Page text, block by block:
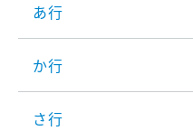
あ行
か行
さ行